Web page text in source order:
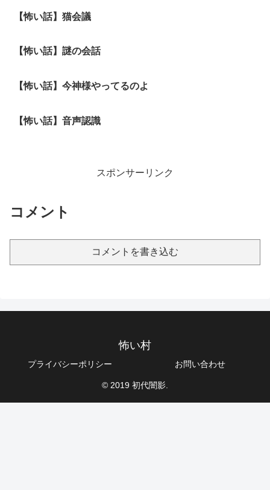
【怖い話】猫会議
【怖い話】謎の会話
【怖い話】今神様やってるのよ
【怖い話】音声認識
スポンサーリンク
コメント
コメントを書き込む
怖い村
プライバシーポリシー お問い合わせ
© 2019 初代闇影.